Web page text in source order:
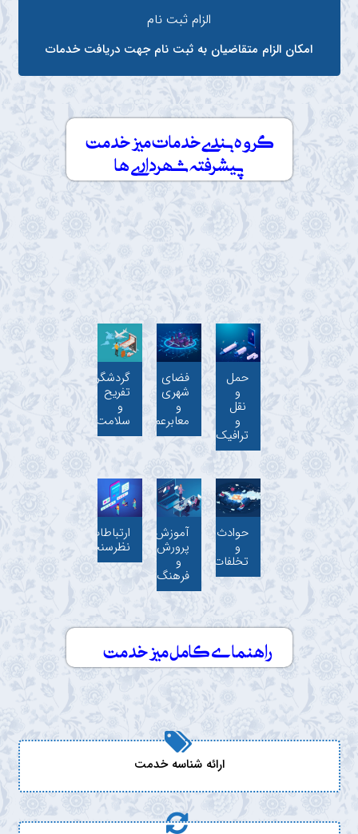
الزام ثبت نام
امکان الزام متقاضیان به ثبت نام جهت دریافت خدمات
گروه بندی خدمات میز خدمت
پیشرفته شهرداری ها
شهرسازی
ساخت
و
امور
پیمانکاران،
مشاغل
محیط
زیست
فضای
سبز
حمل
و
نقل
و
ترافیک
فضای
شهری
و
معابرعمومی
گردشگری،
تفریح
و
سلامت
حوادث
و
تخلفات
آموزش،
پرورش
و
فرهنگ
ارتباطات،
نظرسنجی
راهنمای کامل میز خدمت
ارائه شناسه خدمت